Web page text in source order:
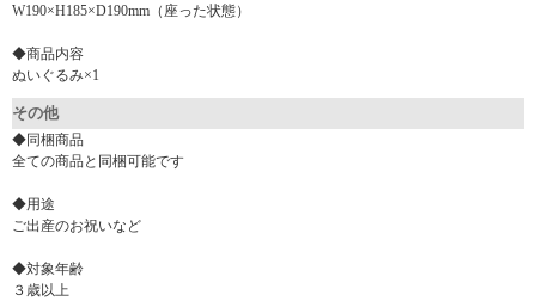
W190×H185×D190mm（座った状態）
◆商品内容
ぬいぐるみ×1
その他
◆同梱商品
全ての商品と同梱可能です
◆用途
ご出産のお祝いなど
◆対象年齢
３歳以上